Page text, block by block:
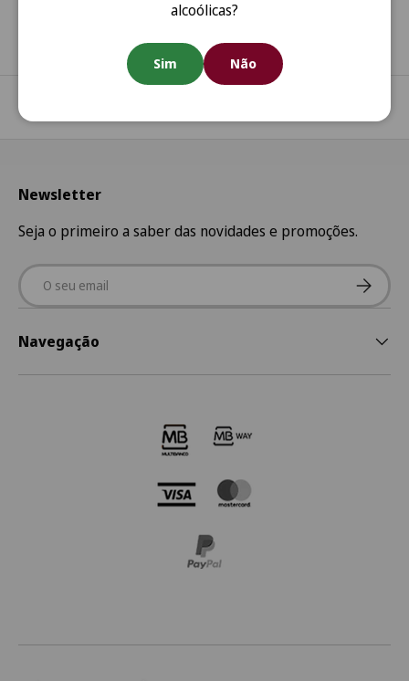
alcoólicas?
Sim Não
Newsletter
Seja o primeiro a saber das novidades e promoções.
Email
Navegação